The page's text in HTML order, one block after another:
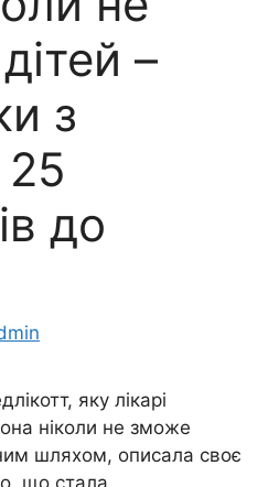
–
з
до
яку лікарі
ніколи не зможе
шляхом, описала своє